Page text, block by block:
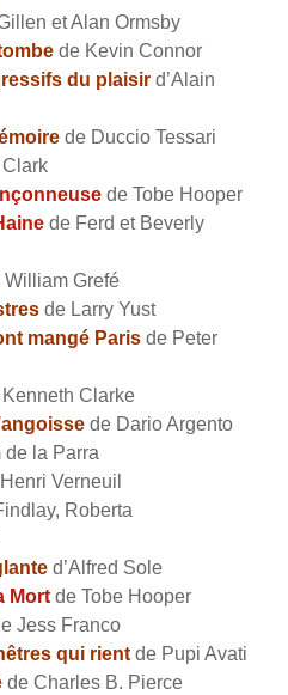
et Alan Ormsby
de Kevin Connor
du plaisir d’Alain
de Duccio Tessari
de Tobe Hooper
de Ferd et Beverly
William Grefé
de Larry Yust
mangé Paris de Peter
Clarke
de Dario Argento
de la Parra
Verneuil
Roberta
d’Alfred Sole
Mort de Tobe Hooper
Jess Franco
qui rient de Pupi Avati
de Charles B. Pierce